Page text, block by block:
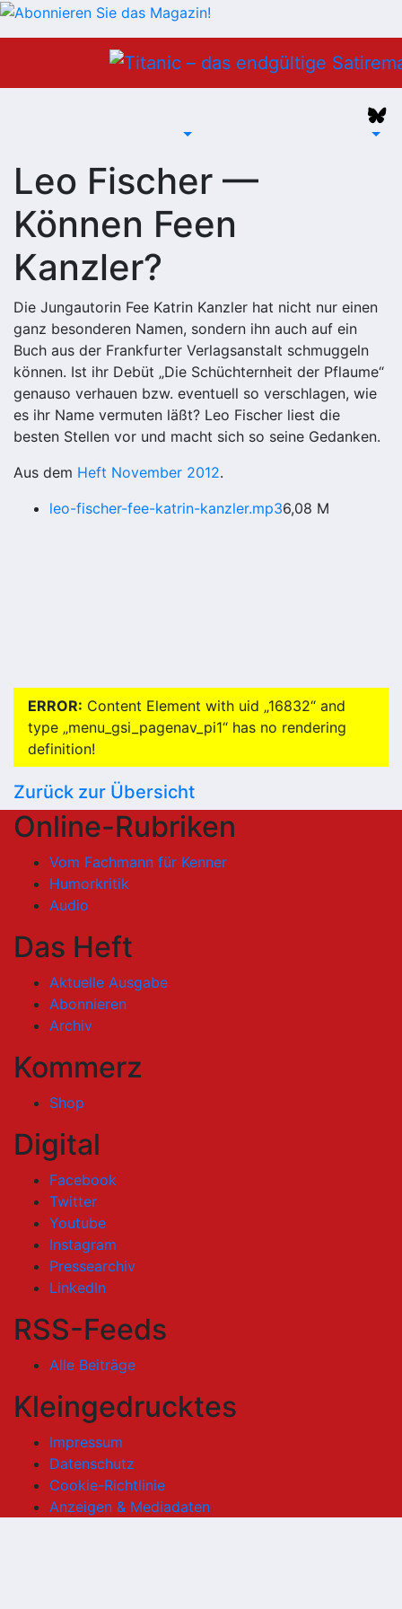
Leo Fischer —
Können Feen
Kanzler?
Die Jungautorin Fee Katrin Kanzler hat nicht nur einen
ganz besonderen Namen, sondern ihn auch auf ein
Buch aus der Frankfurter Verlagsanstalt schmuggeln
können. Ist ihr Debüt „Die Schüchternheit der Pflaume“
genauso verhauen bzw. eventuell so verschlagen, wie
es ihr Name vermuten läßt? Leo Fischer liest die
besten Stellen vor und macht sich so seine Gedanken.
Aus dem Heft November 2012.
leo-fischer-fee-katrin-kanzler.mp36,08 M
ERROR: Content Element with uid „16832“ and
type „menu_gsi_pagenav_pi1“ has no rendering
definition!
Zurück zur Übersicht
Online-Rubriken
Vom Fachmann für Kenner
Humorkritik
Audio
Das Heft
Aktuelle Ausgabe
Abonnieren
Archiv
Kommerz
Shop
Digital
Facebook
Twitter
Youtube
Instagram
Pressearchiv
LinkedIn
RSS-Feeds
Alle Beiträge
Kleingedrucktes
Impressum
Datenschutz
Cookie-Richtlinie
Anzeigen & Mediadaten